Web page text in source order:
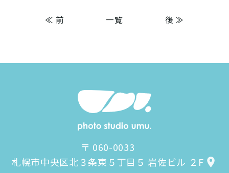
≪ 前 一覧 後 ≫
〒 060-0033
札幌市中央区北３条東５丁目５ 岩佐ビル ２F